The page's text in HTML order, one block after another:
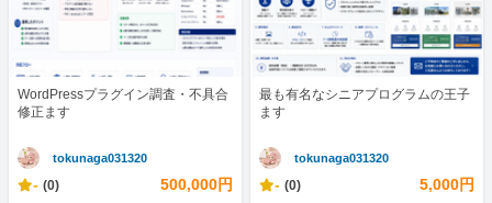
WordPressプラグイン調査・不具合
修正ます
tokunaga031320
- (0) 500,000円
最も有名なシニアプログラムの王子
ます
tokunaga031320
- (0) 5,000円